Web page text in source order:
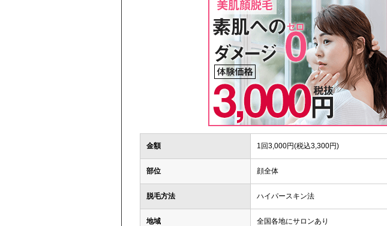
金額 1回3,000円(税込3,300円)
部位 顔全体
脱毛方法 ハイパースキン法
地域 全国各地にサロンあり